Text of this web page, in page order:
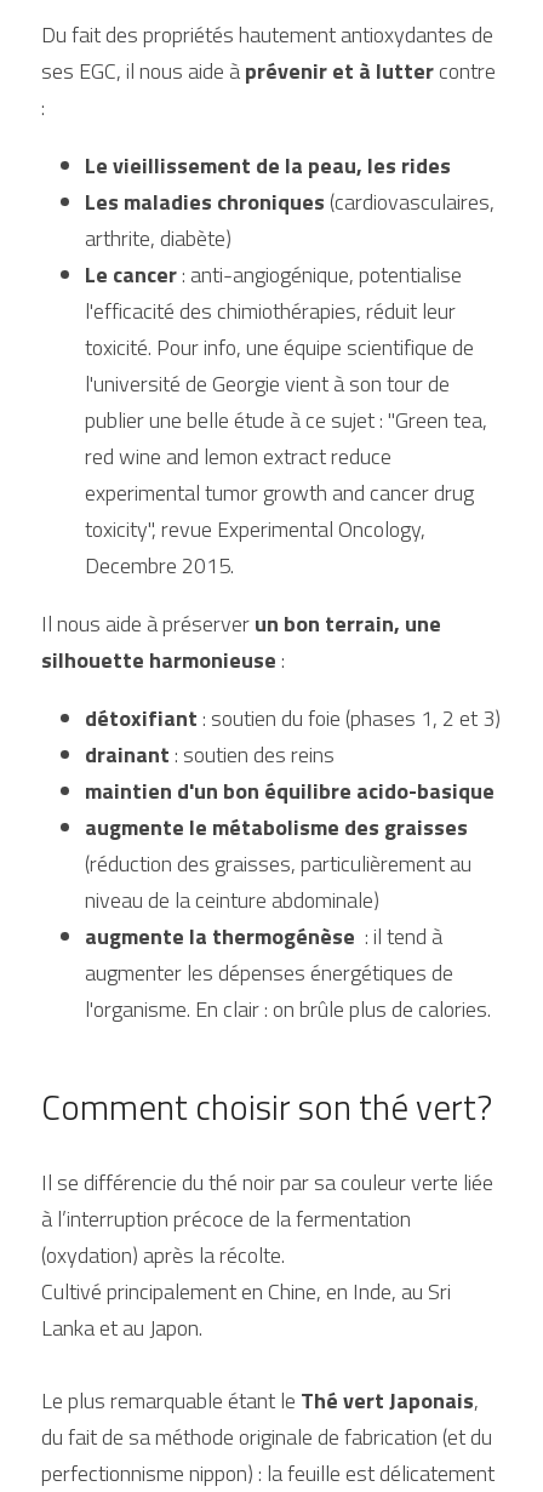
Du fait des propriétés hautement antioxydantes de
ses EGC, il nous aide à prévenir et à lutter contre
:
Le vieillissement de la peau, les rides
Les maladies chroniques (cardiovasculaires,
arthrite, diabète)
Le cancer : anti-angiogénique, potentialise
l'efficacité des chimiothérapies, réduit leur
toxicité. Pour info, une équipe scientifique de
l'université de Georgie vient à son tour de
publier une belle étude à ce sujet : "Green tea,
red wine and lemon extract reduce
experimental tumor growth and cancer drug
toxicity", revue Experimental Oncology,
Decembre 2015.
Il nous aide à préserver un bon terrain, une
silhouette harmonieuse :
détoxifiant : soutien du foie (phases 1, 2 et 3)
drainant : soutien des reins
maintien d'un bon équilibre acido-basique
augmente le métabolisme des graisses
(réduction des graisses, particulièrement au
niveau de la ceinture abdominale)
augmente la thermogénèse : il tend à
augmenter les dépenses énergétiques de
l'organisme. En clair : on brûle plus de calories.
Comment choisir son thé vert?
Il se différencie du thé noir par sa couleur verte liée
à l’interruption précoce de la fermentation
(oxydation) après la récolte.
Cultivé principalement en Chine, en Inde, au Sri
Lanka et au Japon.
Le plus remarquable étant le Thé vert Japonais,
du fait de sa méthode originale de fabrication (et du
perfectionnisme nippon) : la feuille est délicatement